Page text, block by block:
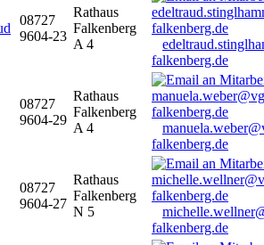
08727
9604-23
Rathaus
Falkenberg
A 4
falkenberg.de
08727
9604-29
Rathaus
Falkenberg
A 4
falkenberg.de
08727
9604-27
Rathaus
Falkenberg
N 5
falkenberg.de